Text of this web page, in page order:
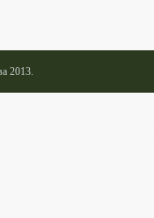
2013.